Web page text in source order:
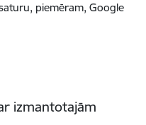
piemēram, Google
izmantotajām